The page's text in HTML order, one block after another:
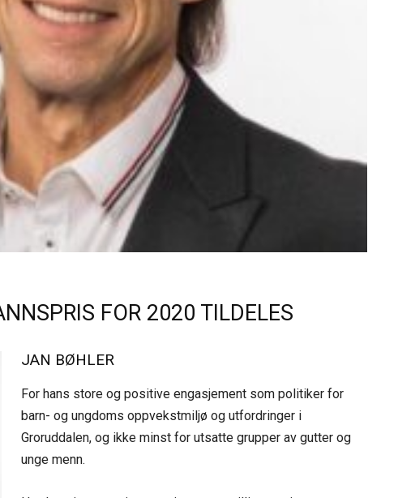
FOR 2020 TILDELES
JAN BØHLER
For hans store og positive engasjement som politiker for
barn- og ungdoms oppvekstmiljø og utfordringer i
Groruddalen, og ikke minst for utsatte grupper av gutter og
unge menn.